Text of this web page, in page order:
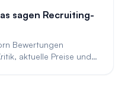
sagen Recruiting-
Bewertungen
aktuelle Preise und